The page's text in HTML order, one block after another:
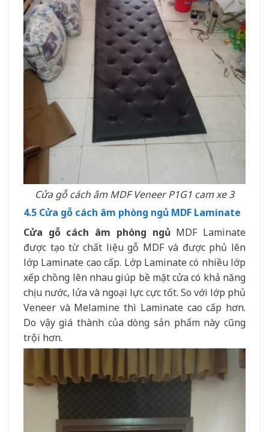
Cửa gỗ cách âm MDF Veneer P1G1 cam xe 3
4.5 Cửa gỗ cách âm phòng ngủ MDF Laminate
Cửa gỗ cách âm phòng ngủ MDF Laminate
được tạo từ chất liệu gỗ MDF và được phủ lên
lớp Laminate cao cấp. Lớp Laminate có nhiều lớp
xếp chồng lên nhau giúp bề mặt cửa có khả năng
chịu nước, lửa và ngoại lực cực tốt. So với lớp phủ
Veneer và Melamine thì Laminate cao cấp hơn.
Do vậy giá thành của dòng sản phẩm này cũng
trội hơn.